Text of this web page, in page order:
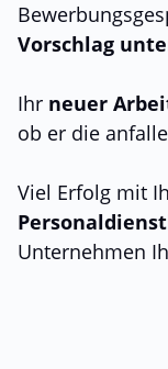
Vorschlag
Ihr neuer
ob er die
Viel Erfolg mit
Unternehmen